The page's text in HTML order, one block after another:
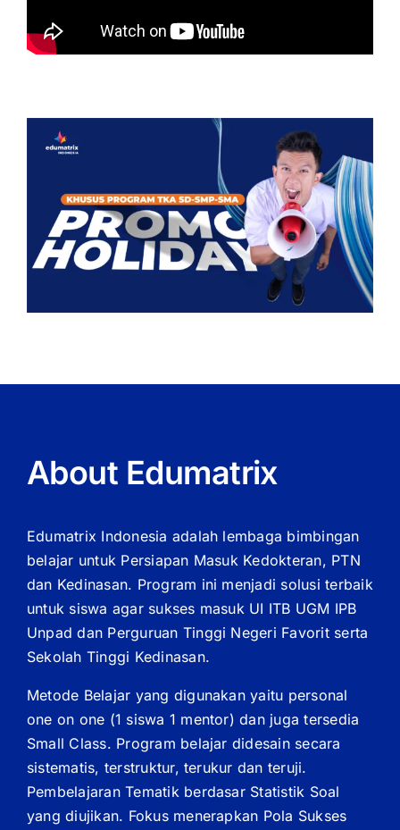
About Edumatrix
Edumatrix Indonesia adalah lembaga bimbingan
belajar untuk Persiapan Masuk Kedokteran, PTN
dan Kedinasan. Program ini menjadi solusi terbaik
untuk siswa agar sukses masuk UI ITB UGM IPB
Unpad dan Perguruan Tinggi Negeri Favorit serta
Sekolah Tinggi Kedinasan.
Metode Belajar yang digunakan yaitu personal
one on one (1 siswa 1 mentor) dan juga tersedia
Small Class. Program belajar didesain secara
sistematis, terstruktur, terukur dan teruji.
Pembelajaran Tematik berdasar Statistik Soal
yang diujikan. Fokus menerapkan Pola Sukses